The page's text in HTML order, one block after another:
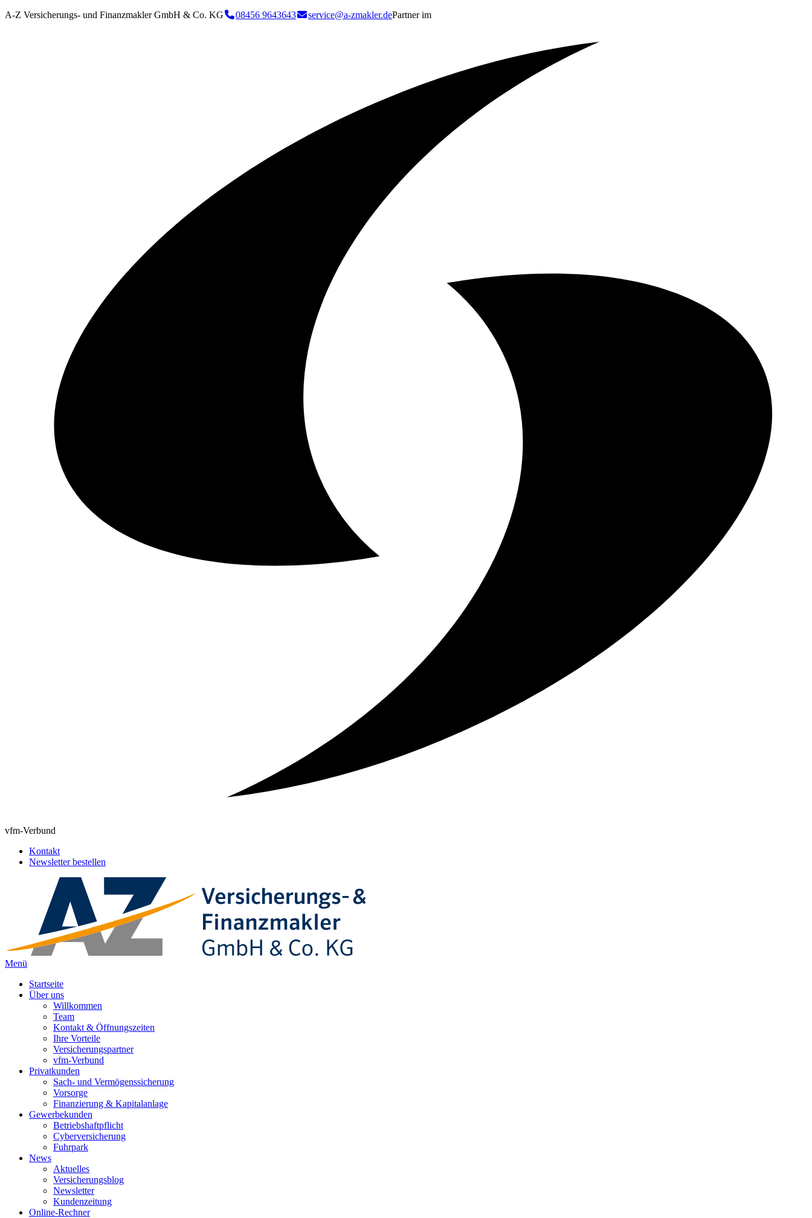
A-Z Versicherungs- und Finanzmakler GmbH & Co. KG 08456 9643643 service@a-zmakler.dePartner im
vfm-Verbund
Kontakt
Newsletter bestellen
Menü
Startseite
Über uns
Willkommen
Team
Kontakt & Öffnungszeiten
Ihre Vorteile
Versicherungspartner
vfm-Verbund
Privatkunden
Sach- und Vermögenssicherung
Vorsorge
Finanzierung & Kapitalanlage
Gewerbekunden
Betriebshaftpflicht
Cyberversicherung
Fuhrpark
News
Aktuelles
Versicherungsblog
Newsletter
Kundenzeitung
Online-Rechner